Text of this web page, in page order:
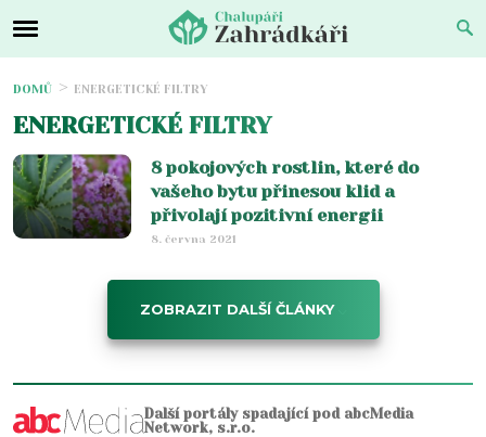
DOMŮ ENERGETICKÉ FILTRY
ENERGETICKÉ FILTRY
8 pokojových rostlin, které do
vašeho bytu přinesou klid a
přivolají pozitivní energii
8. června 2021
ZOBRAZIT DALŠÍ ČLÁNKY
Další portály spadající pod abcMedia
Network, s.r.o.